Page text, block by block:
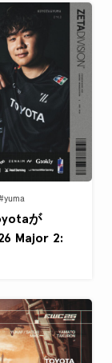
が
Major 2: